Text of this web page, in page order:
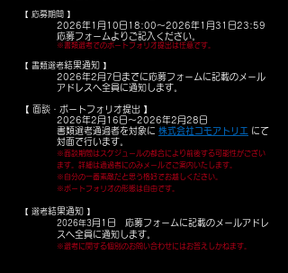
【 応募期間 】
2026年1月10日18:00〜2026年1月31日23:59
応募フォームよりご記入ください。
※書類選考でのポートフォリオ提出は任意です。
【 書類選考結果通知 】
2026年2月7日までに応募フォームに記載のメール
アドレスへ全員に通知します。
​【 面談・ポートフォリオ提出 】
​2026年2 月16日〜2026年2 月28日
書類選考通過者を対象に 株式会社コモアトリエ にて
対面で行います。
※面談期間はスケジュールの都合により前後する可能性がござい
ます。詳細は通過者にのみメールでご案内いたします。
※自分の一番素敵だと思う格好でお越しください。
※ポートフォリオの形態は自由です。
【 選考結果通知 】
2026年3月1日 応募フォームに記載のメールアドレ
スへ全員に​通知します。
※選考に関する個別のお問い合わせにはお答えしかねます。